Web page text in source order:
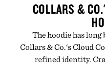
COLLARS &
The hoodie has long
Collars & Co.'s Cloud
refined identity.